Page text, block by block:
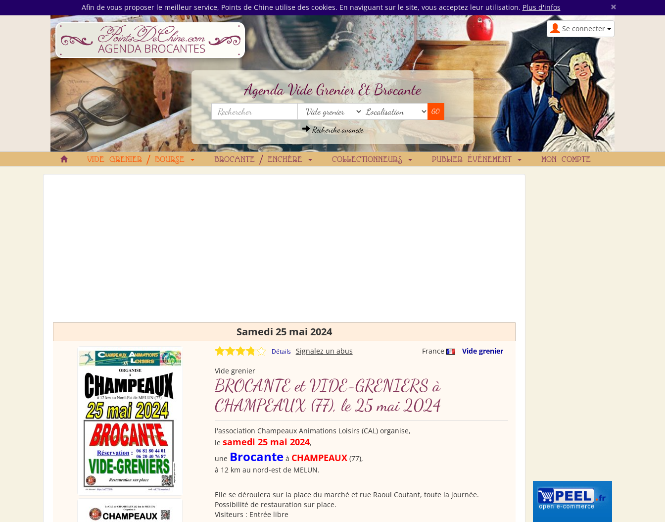
Afin de vous proposer le meilleur service, Points de Chine utilise des cookies. En naviguant sur le site, vous acceptez leur utilisation. Plus d'infos ×
Se connecter
Agenda Vide Grenier Et Brocante
Recherche avancée
VIDE GRENIER / BOURSE BROCANTE / ENCHÈRE COLLECTIONNEURS PUBLIER ÉVÉNEMENT MON COMPTE
Samedi 25 mai 2024
Détails France Vide grenier
Signalez un abus
Vide grenier
BROCANTE et VIDE-GRENIERS à
CHAMPEAUX (77), le 25 mai 2024
l'association Champeaux Animations Loisirs (CAL) organise,
le samedi 25 mai 2024,
une Brocanteà CHAMPEAUX(77),
à 12 km au nord-est de MELUN.
Elle se déroulera sur la place du marché et rue Raoul Coutant, toute la journée.
Possibilité de restauration sur place.
Visiteurs : Entrée libre